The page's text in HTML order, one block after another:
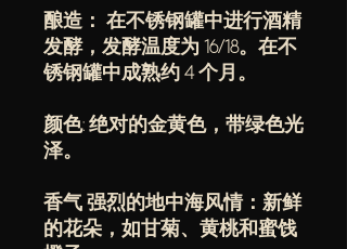
酿造： 在不锈钢罐中进行酒精
发酵，发酵温度为 16/18。在不
锈钢罐中成熟约 4 个月。
颜色: 绝对的金黄色，带绿色光
泽。
香气 强烈的地中海风情：新鲜
的花朵，如甘菊、黄桃和蜜饯